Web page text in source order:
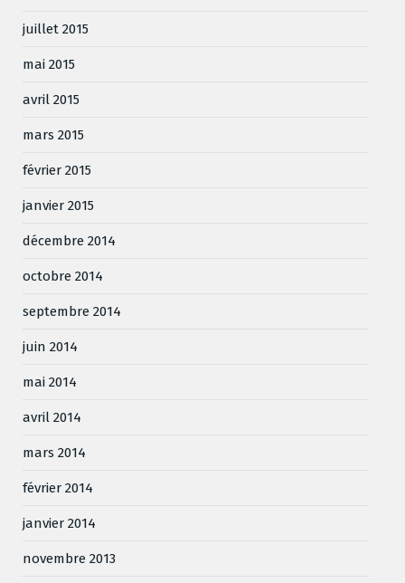
juillet 2015
mai 2015
avril 2015
mars 2015
février 2015
janvier 2015
décembre 2014
octobre 2014
septembre 2014
juin 2014
mai 2014
avril 2014
mars 2014
février 2014
janvier 2014
novembre 2013